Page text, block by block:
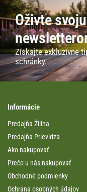
Oživte
Získajte exkluzívne
schránky.
Informácie
Predajňa Žilina
Predajňa Prievidza
Ako nakupovať
Prečo u nás nakupovať
Obchodné podmienky
Ochrana osobných údajov